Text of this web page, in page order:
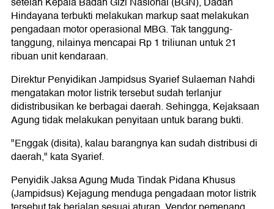
Hindayana terbukti melakukan markup saat melakukan
pengadaan motor operasional MBG. Tak tanggung-
tanggung, nilainya mencapai Rp 1 triliunan untuk 21
ribuan unit kendaraan.
Direktur Penyidikan Jampidsus Syarief Sulaeman Nahdi
mengatakan motor listrik tersebut sudah terlanjur
didistribusikan ke berbagai daerah. Sehingga, Kejaksaan
Agung tidak melakukan penyitaan untuk barang bukti.
"Enggak (disita), kalau barangnya kan sudah distribusi di
daerah," kata Syarief.
Penyidik Jaksa Agung Muda Tindak Pidana Khusus
(Jampidsus) Kejagung menduga pengadaan motor listrik